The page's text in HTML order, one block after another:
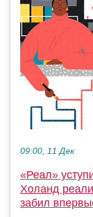
09:00, 11 Дек
«Реал»
Холанд
забил